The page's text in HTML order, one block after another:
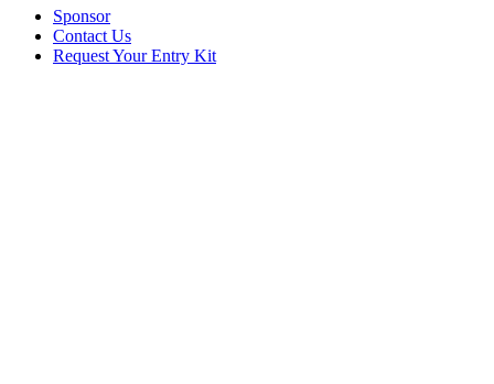
Sponsor
Contact Us
Request Your Entry Kit